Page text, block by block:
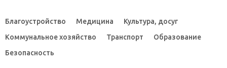
Благоустройство Медицина
Культура, досуг
Коммунальное хозяйство
Транспорт
Образование
Безопасность